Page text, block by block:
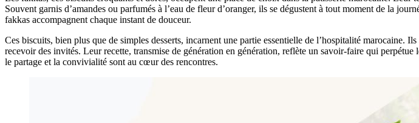
Souvent garnis d’amandes ou parfumés à l’eau de fleur d’oranger, ils se dégustent à tout moment de la
fakkas accompagnent chaque instant de douceur.
Ces biscuits, bien plus que de simples desserts, incarnent une partie essentielle de l’hospitalité marocaine.
recevoir des invités. Leur recette, transmise de génération en génération, reflète un savoir-faire qui
le partage et la convivialité sont au cœur des rencontres.